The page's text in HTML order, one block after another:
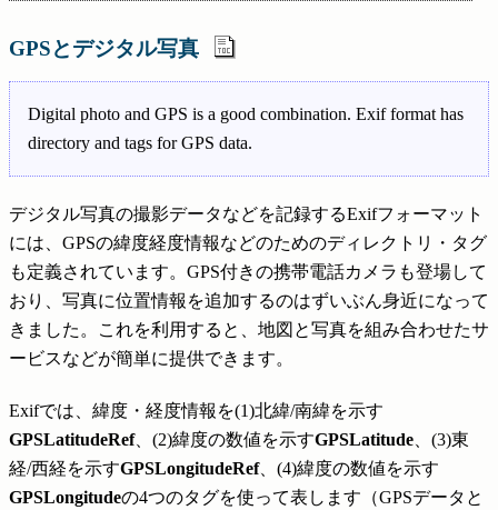
GPSとデジタル写真
Digital photo and GPS is a good combination. Exif format has
directory and tags for GPS data.
デジタル写真の撮影データなどを記録するExifフォーマット
には、GPSの緯度経度情報などのためのディレクトリ・タグ
も定義されています。GPS付きの携帯電話カメラも登場して
おり、写真に位置情報を追加するのはずいぶん身近になって
きました。これを利用すると、地図と写真を組み合わせたサ
ービスなどが簡単に提供できます。
Exifでは、緯度・経度情報を(1)北緯/南緯を示す
GPSLatitudeRef、(2)緯度の数値を示すGPSLatitude 、(3)東
経/西経を示すGPSLongitudeRef、(4)緯度の数値を示す
GPSLongitudeの4つのタグを使って表します（GPSデータと